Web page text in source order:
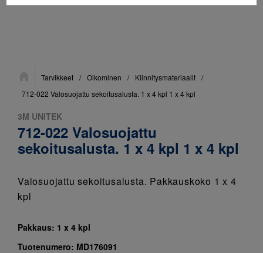
Sijainti:Tarvikkeet / Oikominen / Kiinnitysmateriaalit /
712-022 Valosuojattu sekoitusalusta. 1 x 4 kpl 1 x 4 kpl
3M UNITEK
712-022 Valosuojattu
sekoitusalusta. 1 x 4 kpl 1 x 4 kpl
Valosuojattu sekoitusalusta. Pakkauskoko 1 x 4
kpl
Pakkaus: 1 x 4 kpl
Tuotenumero: MD176091